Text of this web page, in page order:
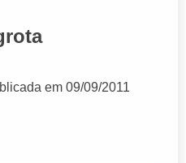
em 09/09/2011